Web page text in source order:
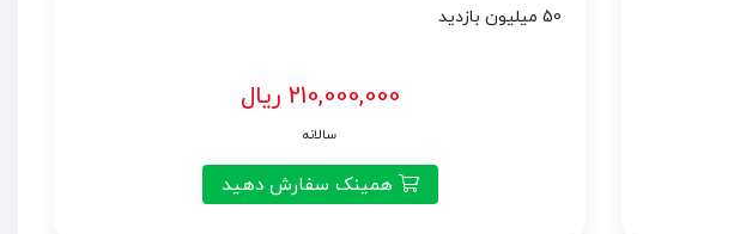
50 میلیون بازدید
210,000,000 ریال
سالانه
همینک سفارش دهید